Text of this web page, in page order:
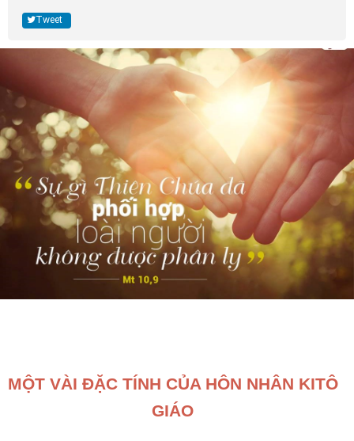
Tweet
MỘT VÀI ĐẶC TÍNH CỦA HÔN NHÂN KITÔ
GIÁO